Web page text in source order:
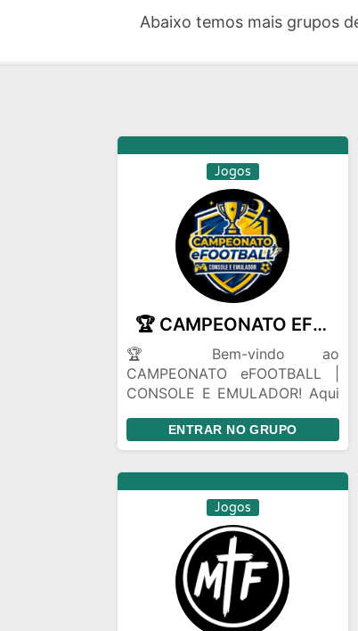
Abaixo temos mais grupos
Jogos
🏆 CAMPEONATO EFOOTBALL | CONSOLE E EMULADOR
🏆 Bem-vindo ao
CAMPEONATO eFOOTBALL |
CONSOLE E EMULADOR! Aqui
🔥⚽ 🎮 Campeonatos
organizados 📅 Calendário
atualizado 🏟️ Brasileirão,
Libertadores, Copa do Brasil e
muito mais 🌎 Console &
Emulador 🤝 Respeito entre os
participantes 📲 Divulgação de
lives, jogos e conteúdos da
comunidade Entre, monte seu
elenco e venha disputar contra
ENTRAR NO GRUPO
Jogos